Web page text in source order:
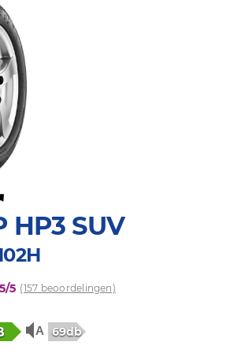
HP3 SUV
5 (157 beoordelingen)
69db